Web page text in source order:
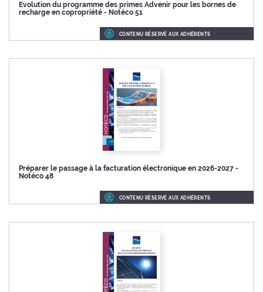
Evolution du programme des primes Advenir pour les bornes de
recharge en copropriété - Notéco 51
CONTENU RÉSERVÉ AUX ADHÉRENTS
Préparer le passage à la facturation électronique en 2026-2027 -
Notéco 48
CONTENU RÉSERVÉ AUX ADHÉRENTS